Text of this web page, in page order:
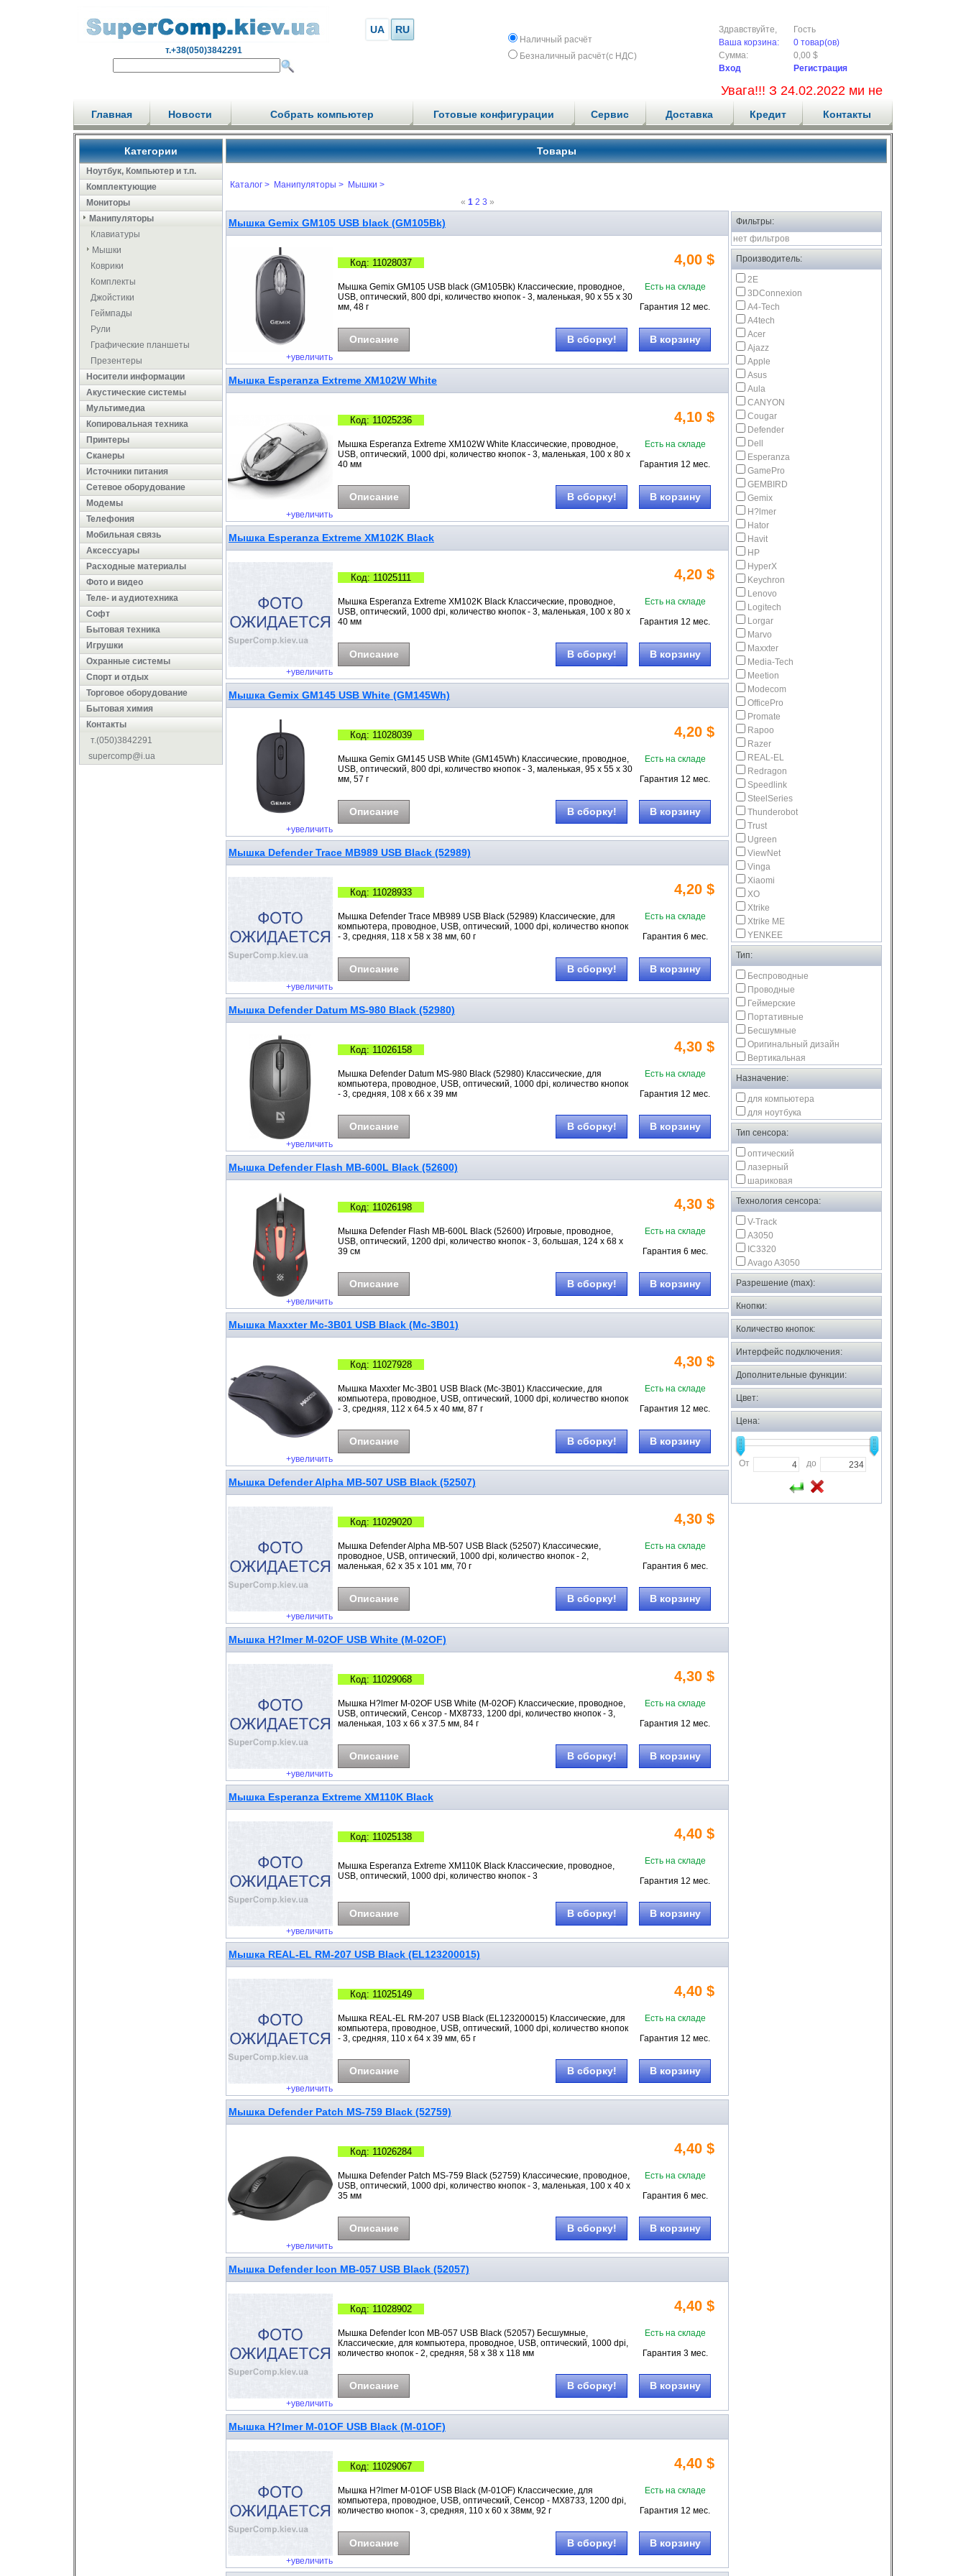
т.+38(050)3842291
UA RU
Наличный расчёт
Безналичный расчёт(с НДС)
Здравствуйте,
Гость
Ваша корзина:
0 товар(ов)
Сумма:
0,00 $
Вход
Регистрация
Увага!!! З 24.02.2022 ми не приймаємо нові
Главная Новости Собрать компьютер Готовые конфигурации Сервис Доставка Кредит Контакты
Категории
Ноутбук, Компьютер и т.п.
Комплектующие
Мониторы
Манипуляторы
Клавиатуры
Мышки
Коврики
Комплекты
Джойстики
Геймпады
Рули
Графические планшеты
Презентеры
Носители информации
Акустические системы
Мультимедиа
Копировальная техника
Принтеры
Сканеры
Источники питания
Сетевое оборудование
Модемы
Телефония
Мобильная связь
Аксессуары
Расходные материалы
Фото и видео
Теле- и аудиотехника
Софт
Бытовая техника
Игрушки
Охранные системы
Cпорт и отдых
Торговое оборудование
Бытовая химия
Контакты
т.(050)3842291
supercomp@i.ua
Товары
Каталог > Манипуляторы > Мышки >
« 1 2 3 »
Мышка Gemix GM105 USB black (GM105Bk)
+увеличить
Код: 11028037 4,00 $
Мышка Gemix GM105 USB black (GM105Bk) Классические, проводное,
USB, оптический, 800 dpi, количество кнопок - 3, маленькая, 90 х 55 х 30
мм, 48 г
Есть на складе
Гарантия 12 мес.
Описание В сборку! В корзину
Мышка Esperanza Extreme XM102W White
+увеличить
Код: 11025236 4,10 $
Мышка Esperanza Extreme XM102W White Классические, проводное,
USB, оптический, 1000 dpi, количество кнопок - 3, маленькая, 100 х 80 х
40 мм
Есть на складе
Гарантия 12 мес.
Описание В сборку! В корзину
Мышка Esperanza Extreme XM102K Black
+увеличить
Код: 11025111 4,20 $
Мышка Esperanza Extreme XM102K Black Классические, проводное,
USB, оптический, 1000 dpi, количество кнопок - 3, маленькая, 100 х 80 х
40 мм
Есть на складе
Гарантия 12 мес.
Описание В сборку! В корзину
Мышка Gemix GM145 USB White (GM145Wh)
+увеличить
Код: 11028039 4,20 $
Мышка Gemix GM145 USB White (GM145Wh) Классические, проводное,
USB, оптический, 800 dpi, количество кнопок - 3, маленькая, 95 х 55 х 30
мм, 57 г
Есть на складе
Гарантия 12 мес.
Описание В сборку! В корзину
Мышка Defender Trace MB989 USB Black (52989)
+увеличить
Код: 11028933 4,20 $
Мышка Defender Trace MB989 USB Black (52989) Классические, для
компьютера, проводное, USB, оптический, 1000 dpi, количество кнопок
- 3, средняя, 118 х 58 х 38 мм, 60 г
Есть на складе
Гарантия 6 мес.
Описание В сборку! В корзину
Мышка Defender Datum MS-980 Black (52980)
+увеличить
Код: 11026158 4,30 $
Мышка Defender Datum MS-980 Black (52980) Классические, для
компьютера, проводное, USB, оптический, 1000 dpi, количество кнопок
- 3, средняя, 108 х 66 х 39 мм
Есть на складе
Гарантия 12 мес.
Описание В сборку! В корзину
Мышка Defender Flash MB-600L Black (52600)
+увеличить
Код: 11026198 4,30 $
Мышка Defender Flash MB-600L Black (52600) Игровые, проводное,
USB, оптический, 1200 dpi, количество кнопок - 3, большая, 124 х 68 х
39 см
Есть на складе
Гарантия 6 мес.
Описание В сборку! В корзину
Мышка Maxxter Mc-3B01 USB Black (Mc-3B01)
+увеличить
Код: 11027928 4,30 $
Мышка Maxxter Mc-3B01 USB Black (Mc-3B01) Классические, для
компьютера, проводное, USB, оптический, 1000 dpi, количество кнопок
- 3, средняя, 112 х 64.5 х 40 мм, 87 г
Есть на складе
Гарантия 12 мес.
Описание В сборку! В корзину
Мышка Defender Alpha MB-507 USB Black (52507)
+увеличить
Код: 11029020 4,30 $
Мышка Defender Alpha MB-507 USB Black (52507) Классические,
проводное, USB, оптический, 1000 dpi, количество кнопок - 2,
маленькая, 62 х 35 х 101 мм, 70 г
Есть на складе
Гарантия 6 мес.
Описание В сборку! В корзину
Мышка H?lmer M-02OF USB White (M-02OF)
+увеличить
Код: 11029068 4,30 $
Мышка H?lmer M-02OF USB White (M-02OF) Классические, проводное,
USB, оптический, Сенсор - МX8733, 1200 dpi, количество кнопок - 3,
маленькая, 103 х 66 х 37.5 мм, 84 г
Есть на складе
Гарантия 12 мес.
Описание В сборку! В корзину
Мышка Esperanza Extreme XM110K Black
+увеличить
Код: 11025138 4,40 $
Мышка Esperanza Extreme XM110K Black Классические, проводное,
USB, оптический, 1000 dpi, количество кнопок - 3
Есть на складе
Гарантия 12 мес.
Описание В сборку! В корзину
Мышка REAL-EL RM-207 USB Black (EL123200015)
+увеличить
Код: 11025149 4,40 $
Мышка REAL-EL RM-207 USB Black (EL123200015) Классические, для
компьютера, проводное, USB, оптический, 1000 dpi, количество кнопок
- 3, средняя, 110 x 64 x 39 мм, 65 г
Есть на складе
Гарантия 12 мес.
Описание В сборку! В корзину
Мышка Defender Patch MS-759 Black (52759)
+увеличить
Код: 11026284 4,40 $
Мышка Defender Patch MS-759 Black (52759) Классические, проводное,
USB, оптический, 1000 dpi, количество кнопок - 3, маленькая, 100 х 40 х
35 мм
Есть на складе
Гарантия 6 мес.
Описание В сборку! В корзину
Мышка Defender Icon MB-057 USB Black (52057)
+увеличить
Код: 11028902 4,40 $
Мышка Defender Icon MB-057 USB Black (52057) Бесшумные,
Классические, для компьютера, проводное, USB, оптический, 1000 dpi,
количество кнопок - 2, средняя, 58 x 38 x 118 мм
Есть на складе
Гарантия 3 мес.
Описание В сборку! В корзину
Мышка H?lmer M-01OF USB Black (M-01OF)
+увеличить
Код: 11029067 4,40 $
Мышка H?lmer M-01OF USB Black (M-01OF) Классические, для
компьютера, проводное, USB, оптический, Сенсор - МX8733, 1200 dpi,
количество кнопок - 3, средняя, 110 х 60 х 38мм, 92 г
Есть на складе
Гарантия 12 мес.
Описание В сборку! В корзину
Фильтры:
нет фильтров
Производитель:
2E
3DConnexion
A4-Tech
A4tech
Acer
Ajazz
Apple
Asus
Aula
CANYON
Cougar
Defender
Dell
Esperanza
GamePro
GEMBIRD
Gemix
H?lmer
Hator
Havit
HP
HyperX
Keychron
Lenovo
Logitech
Lorgar
Marvo
Maxxter
Media-Tech
Meetion
Modecom
OfficePro
Promate
Rapoo
Razer
REAL-EL
Redragon
Speedlink
SteelSeries
Thunderobot
Trust
Ugreen
ViewNet
Vinga
Xiaomi
XO
Xtrike
Xtrike ME
YENKEE
Тип:
Беспроводные
Проводные
Геймерские
Портативные
Бесшумные
Оригинальный дизайн
Вертикальная
Назначение:
для компьютера
для ноутбука
Тип сенсора:
оптический
лазерный
шариковая
Технология сенсора:
V-Track
A3050
IC3320
Avago A3050
Разрешение (max):
Кнопки:
Количество кнопок:
Интерфейс подключения:
Дополнительные функции:
Цвет:
Цена:
От до